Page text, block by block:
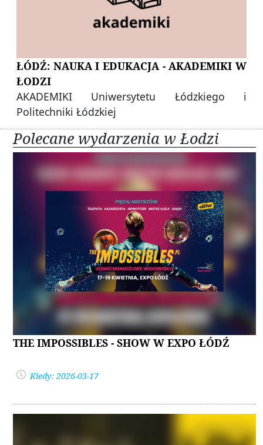
ŁÓDŹ: NAUKA I EDUKACJA - AKADEMIKI W
ŁODZI
AKADEMIKI Uniwersytetu Łódzkiego i
Politechniki Łódzkiej
Polecane wydarzenia w Łodzi
THE IMPOSSIBLES - SHOW W EXPO ŁÓDŹ
Kiedy: 2026-03-17